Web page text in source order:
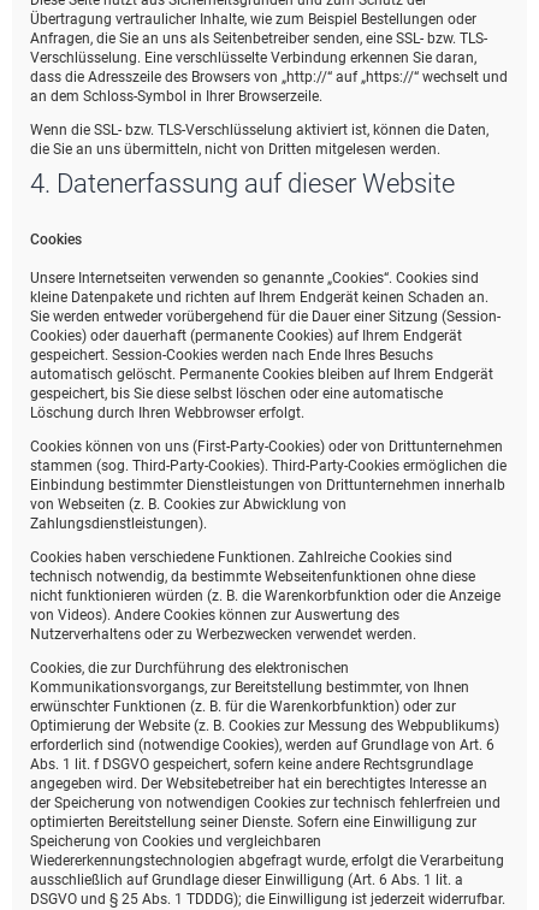
Übertragung vertraulicher Inhalte, wie zum Beispiel Bestellungen oder
Anfragen, die Sie an uns als Seitenbetreiber senden, eine SSL- bzw. TLS-
Verschlüsselung. Eine verschlüsselte Verbindung erkennen Sie daran,
dass die Adresszeile des Browsers von „http://“ auf „https://“ wechselt und
an dem Schloss-Symbol in Ihrer Browserzeile.
Wenn die SSL- bzw. TLS-Verschlüsselung aktiviert ist, können die Daten,
die Sie an uns übermitteln, nicht von Dritten mitgelesen werden.
4. Datenerfassung auf dieser Website
Cookies
Unsere Internetseiten verwenden so genannte „Cookies“. Cookies sind
kleine Datenpakete und richten auf Ihrem Endgerät keinen Schaden an.
Sie werden entweder vorübergehend für die Dauer einer Sitzung (Session-
Cookies) oder dauerhaft (permanente Cookies) auf Ihrem Endgerät
gespeichert. Session-Cookies werden nach Ende Ihres Besuchs
automatisch gelöscht. Permanente Cookies bleiben auf Ihrem Endgerät
gespeichert, bis Sie diese selbst löschen oder eine automatische
Löschung durch Ihren Webbrowser erfolgt.
Cookies können von uns (First-Party-Cookies) oder von Drittunternehmen
stammen (sog. Third-Party-Cookies). Third-Party-Cookies ermöglichen die
Einbindung bestimmter Dienstleistungen von Drittunternehmen innerhalb
von Webseiten (z. B. Cookies zur Abwicklung von
Zahlungsdienstleistungen).
Cookies haben verschiedene Funktionen. Zahlreiche Cookies sind
technisch notwendig, da bestimmte Webseitenfunktionen ohne diese
nicht funktionieren würden (z. B. die Warenkorbfunktion oder die Anzeige
von Videos). Andere Cookies können zur Auswertung des
Nutzerverhaltens oder zu Werbezwecken verwendet werden.
Cookies, die zur Durchführung des elektronischen
Kommunikationsvorgangs, zur Bereitstellung bestimmter, von Ihnen
erwünschter Funktionen (z. B. für die Warenkorbfunktion) oder zur
Optimierung der Website (z. B. Cookies zur Messung des Webpublikums)
erforderlich sind (notwendige Cookies), werden auf Grundlage von Art. 6
Abs. 1 lit. f DSGVO gespeichert, sofern keine andere Rechtsgrundlage
angegeben wird. Der Websitebetreiber hat ein berechtigtes Interesse an
der Speicherung von notwendigen Cookies zur technisch fehlerfreien und
optimierten Bereitstellung seiner Dienste. Sofern eine Einwilligung zur
Speicherung von Cookies und vergleichbaren
Wiedererkennungstechnologien abgefragt wurde, erfolgt die Verarbeitung
ausschließlich auf Grundlage dieser Einwilligung (Art. 6 Abs. 1 lit. a
DSGVO und § 25 Abs. 1 TDDDG); die Einwilligung ist jederzeit widerrufbar.